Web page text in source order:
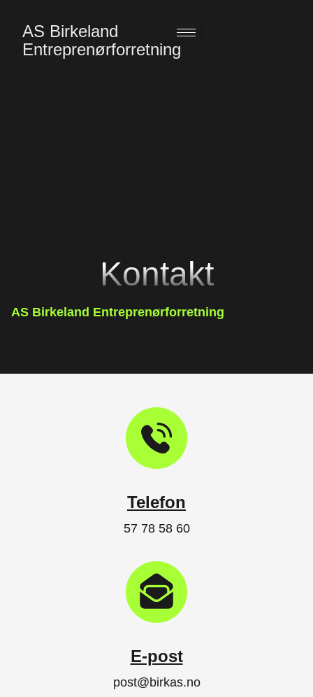
AS Birkeland
Entreprenørforretning
Kontakt
AS Birkeland Entreprenørforretning
Telefon
57 78 58 60
E-post
post@birkas.no